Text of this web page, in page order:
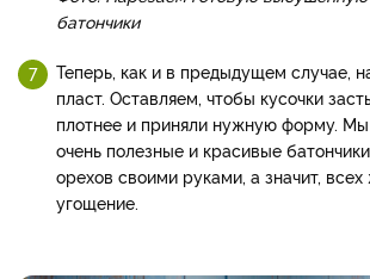
батончики
Теперь, как и в предыдущем случае,
пласт. Оставляем, чтобы кусочки
плотнее и приняли нужную форму. Мы
очень полезные и красивые
орехов своими руками, а значит,
угощение.